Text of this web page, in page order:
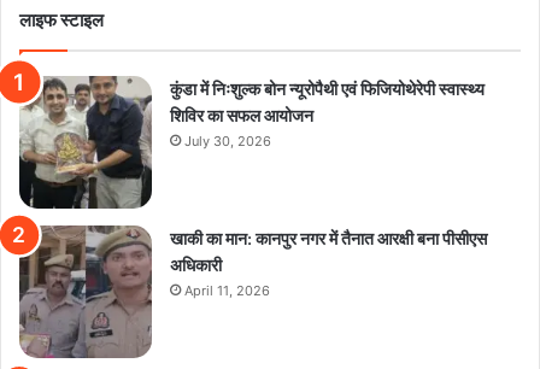
लाइफ स्टाइल
कुंडा में निःशुल्क बोन न्यूरोपैथी एवं फिजियोथेरेपी स्वास्थ्य
शिविर का सफल आयोजन
July 30, 2026
खाकी का मान: कानपुर नगर में तैनात आरक्षी बना पीसीएस
अधिकारी
April 11, 2026